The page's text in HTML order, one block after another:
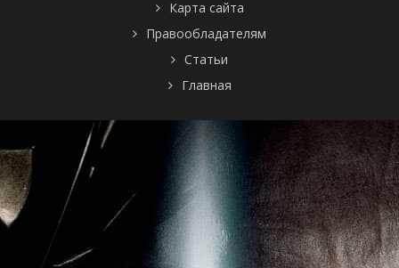
Карта сайта
Правообладателям
Статьи
Главная